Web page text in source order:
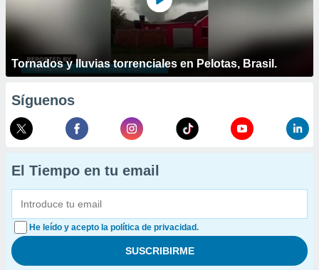
Tornados y lluvias torrenciales en Pelotas, Brasil.
Síguenos
El Tiempo en tu email
He leído y acepto la política de privacidad.